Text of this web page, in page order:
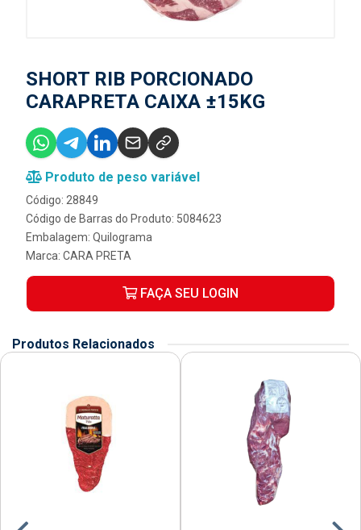
SHORT RIB PORCIONADO
CARAPRETA CAIXA ±15KG
Produto de peso variável
Código: 28849
Código de Barras do Produto: 5084623
Embalagem: Quilograma
Marca: CARA PRETA
FAÇA SEU LOGIN
Produtos Relacionados